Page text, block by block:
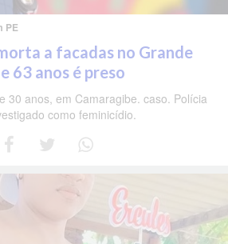
PE
a facadas no Grande
63 anos é preso
30 anos, em Camaragibe. caso. Polícia
como feminicídio.